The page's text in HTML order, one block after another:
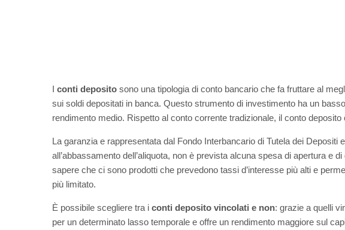
I conti deposito sono una tipologia di conto bancario che fa fruttare al
sui soldi depositati in banca. Questo strumento di investimento ha un
rendimento medio. Rispetto al conto corrente tradizionale, il conto deposito
La garanzia e rappresentata dal Fondo Interbancario di Tutela dei Depositi
all’abbassamento dell’aliquota, non è prevista alcuna spesa di apertura e
sapere che ci sono prodotti che prevedono tassi d’interesse più alti e
più limitato.
È possibile scegliere tra i conti deposito vincolati e non: grazie a quelli
per un determinato lasso temporale e offre un rendimento maggiore sul